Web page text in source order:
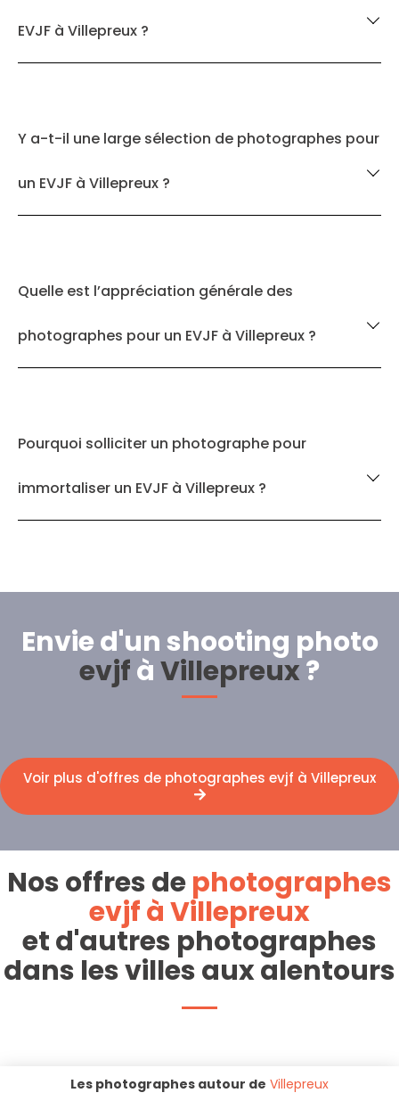
EVJF à Villepreux ?
Y a-t-il une large sélection de photographes pour
un EVJF à Villepreux ?
Quelle est l’appréciation générale des
photographes pour un EVJF à Villepreux ?
Pourquoi solliciter un photographe pour
immortaliser un EVJF à Villepreux ?
Envie d'un shooting photo
evjfàVillepreux?
Voir plus d'offres de photographes evjf à Villepreux
Nos offres dephotographes
evjf à Villepreux
et d'autres photographes
dans les villes aux alentours
Les photographes autour de Villepreux